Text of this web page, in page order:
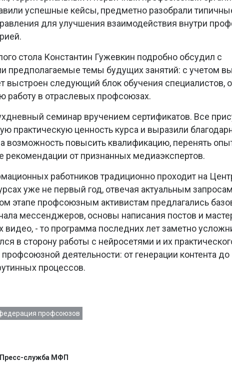
успешные кейсы, предметно разобрали
для улучшения взаимодействия внутри
стола Константин Гужевкин подробно обсудил с
предполагаемые темы будущих занятий: с учетом
выстроен следующий блок обучения специалистов,
работу в отраслевых профсоюзах.
семинар вручением сертификатов. Все
практическую ценность курса и выразили
возможность повысить квалификацию, перенять
рекомендации от признанных медиаэкспертов.
работников традиционно проходит на
уже не первый год, отвечая актуальным
этапе профсоюзным активистам предлагались
мессенджеров, основы написания постов и
видео, - то программа последних лет заметно
в сторону работы с нейросетями и их
деятельности: от генерации контента до
процессов.
профсоюзов
Пресс-служба МФП